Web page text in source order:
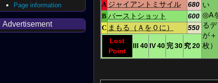
い
◎A
る
が
枚）
A ジャイアントミサイル
680
B バーストショット
600
C まもる（Ａを０に）
550
Lost
Point
III 40 IV 40 完 30 究 20
Page information
Advertisement